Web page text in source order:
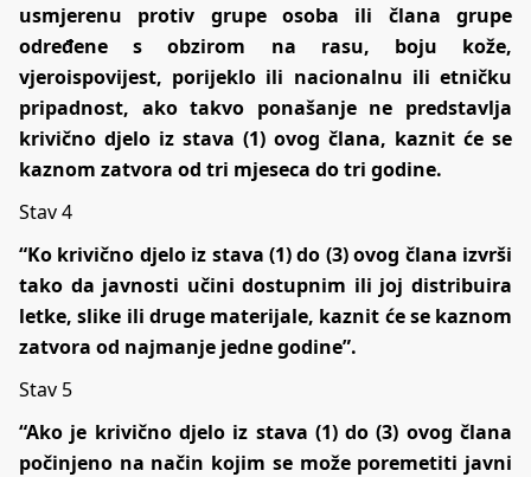
usmjerenu protiv grupe osoba ili člana grupe
određene s obzirom na rasu, boju kože,
vjeroispovijest, porijeklo ili nacionalnu ili etničku
pripadnost, ako takvo ponašanje ne predstavlja
krivično djelo iz stava (1) ovog člana, kaznit će se
kaznom zatvora od tri mjeseca do tri godine.
Stav 4
“Ko krivično djelo iz stava (1) do (3) ovog člana izvrši
tako da javnosti učini dostupnim ili joj distribuira
letke, slike ili druge materijale, kaznit će se kaznom
zatvora od najmanje jedne godine”.
Stav 5
“Ako je krivično djelo iz stava (1) do (3) ovog člana
počinjeno na način kojim se može poremetiti javni